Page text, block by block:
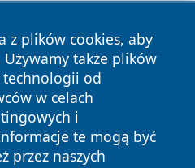
z plików cookies, aby
Używamy także plików
od
w celach
i
te mogą być
przez naszych
Wszystkie prawa zastrzeżone.